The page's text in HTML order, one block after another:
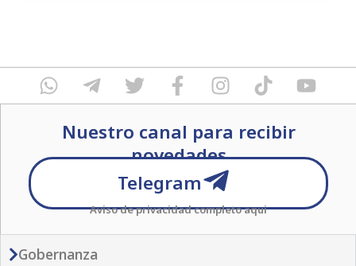
W
h
s
p
T
e
e
g
m
-
p
T
w
t
t
e
r
F
a
e
b
o
o
k
-
I
n
t
a
g
r
a
m
T
i
t
o
Y
o
u
e
Nuestro canal para recibir
novedades
Telegram
Aviso de privacidad completoaqui
Gobernanza